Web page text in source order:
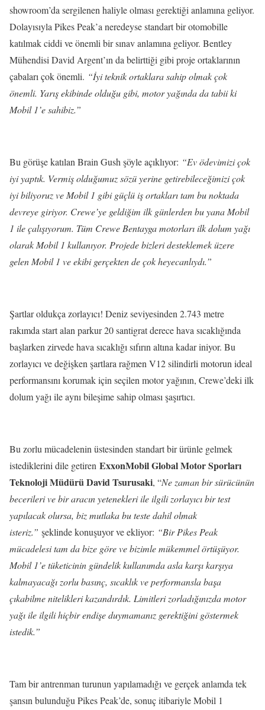
showroom’da sergilenen haliyle olması gerektiği anlamına geliyor.
Dolayısıyla Pikes Peak’a neredeyse standart bir otomobille
katılmak ciddi ve önemli bir sınav anlamına geliyor. Bentley
Mühendisi David Argent’ın da belirttiği gibi proje ortaklarının
çabaları çok önemli. “İyi teknik ortaklara sahip olmak çok
önemli. Yarış ekibinde olduğu gibi, motor yağında da tabii ki
Mobil 1’e sahibiz.”
Bu görüşe katılan Brain Gush şöyle açıklıyor: “Ev ödevimizi çok
iyi yaptık. Vermiş olduğumuz sözü yerine getirebileceğimizi çok
iyi biliyoruz ve Mobil 1 gibi güçlü iş ortakları tam bu noktada
devreye giriyor. Crewe’ye geldiğim ilk günlerden bu yana Mobil
1 ile çalışıyorum. Tüm Crewe Bentayga motorları ilk dolum yağı
olarak Mobil 1 kullanıyor. Projede bizleri desteklemek üzere
gelen Mobil 1 ve ekibi gerçekten de çok heyecanlıydı.”
Şartlar oldukça zorlayıcı! Deniz seviyesinden 2.743 metre
rakımda start alan parkur 20 santigrat derece hava sıcaklığında
başlarken zirvede hava sıcaklığı sıfırın altına kadar iniyor. Bu
zorlayıcı ve değişken şartlara rağmen V12 silindirli motorun ideal
performansını korumak için seçilen motor yağının, Crewe’deki ilk
dolum yağı ile aynı bileşime sahip olması şaşırtıcı.
Bu zorlu mücadelenin üstesinden standart bir ürünle gelmek
istediklerini dile getiren ExxonMobil Global Motor Sporları
Teknoloji Müdürü David Tsurusaki, “Ne zaman bir sürücünün
becerileri ve bir aracın yetenekleri ile ilgili zorlayıcı bir test
yapılacak olursa, biz mutlaka bu teste dahil olmak
isteriz.” şeklinde konuşuyor ve ekliyor: “Bir Pikes Peak
mücadelesi tam da bize göre ve bizimle mükemmel örtüşüyor.
Mobil 1’e tüketicinin gündelik kullanımda asla karşı karşıya
kalmayacağı zorlu basınç, sıcaklık ve performansla başa
çıkabilme nitelikleri kazandırdık. Limitleri zorladığınızda motor
yağı ile ilgili hiçbir endişe duymamanız gerektiğini göstermek
istedik.”
Tam bir antrenman turunun yapılamadığı ve gerçek anlamda tek
şansın bulunduğu Pikes Peak’de, sonuç itibariyle Mobil 1